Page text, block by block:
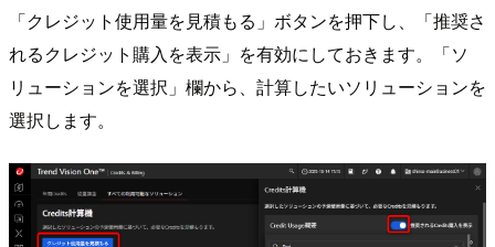
「クレジット使用量を見積もる」ボタンを押下し、「推奨さ
れるクレジット購入を表示」を有効にしておきます。「ソ
リューションを選択」欄から、計算したいソリューションを
選択します。